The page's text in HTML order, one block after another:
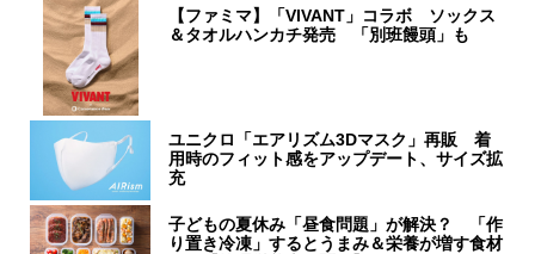
【ファミマ】「VIVANT」コラボ ソックス
＆タオルハンカチ発売 「別班饅頭」も
ユニクロ「エアリズム3Dマスク」再販 着
用時のフィット感をアップデート、サイズ拡
充
子どもの夏休み「昼食問題」が解決？ 「作
り置き冷凍」するとうまみ＆栄養が増す食材